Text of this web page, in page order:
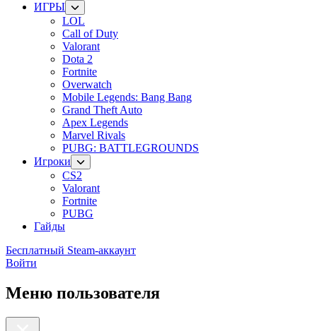
ИГРЫ
LOL
Call of Duty
Valorant
Dota 2
Fortnite
Overwatch
Mobile Legends: Bang Bang
Grand Theft Auto
Apex Legends
Marvel Rivals
PUBG: BATTLEGROUNDS
Игроки
CS2
Valorant
Fortnite
PUBG
Гайды
Бесплатный Steam-аккаунт
Войти
Меню пользователя